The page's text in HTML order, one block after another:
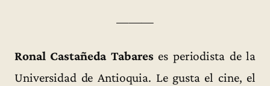
———
Ronal Castañeda Tabareses periodista de la
Universidad de Antioquia. Le gusta el cine, el